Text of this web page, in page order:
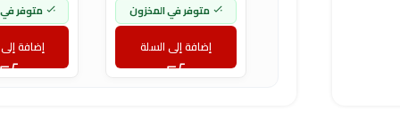
متوفر في المخزون
إضافة إلى السلة
متوفر
إضافة